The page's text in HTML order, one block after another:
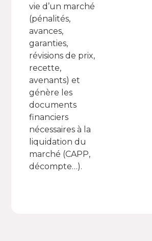
vie d’un marché
(pénalités,
avances,
garanties,
révisions de prix,
recette,
avenants) et
génère les
documents
financiers
nécessaires à la
liquidation du
marché (CAPP,
décompte…).